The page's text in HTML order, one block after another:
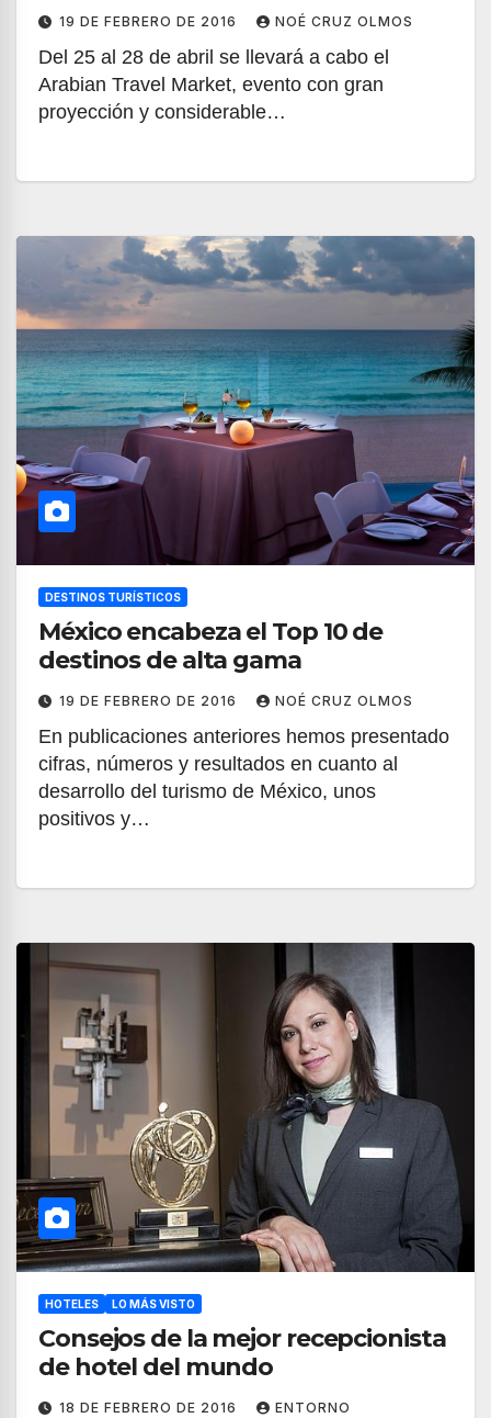
19 DE FEBRERO DE 2016 NOÉ CRUZ OLMOS
Del 25 al 28 de abril se llevará a cabo el
Arabian Travel Market, evento con gran
proyección y considerable…
DESTINOS TURÍSTICOS
México encabeza el Top 10 de
destinos de alta gama
19 DE FEBRERO DE 2016 NOÉ CRUZ OLMOS
En publicaciones anteriores hemos presentado
cifras, números y resultados en cuanto al
desarrollo del turismo de México, unos
positivos y…
HOTELES LO MÁS VISTO
Consejos de la mejor recepcionista
de hotel del mundo
18 DE FEBRERO DE 2016
ENTORNO